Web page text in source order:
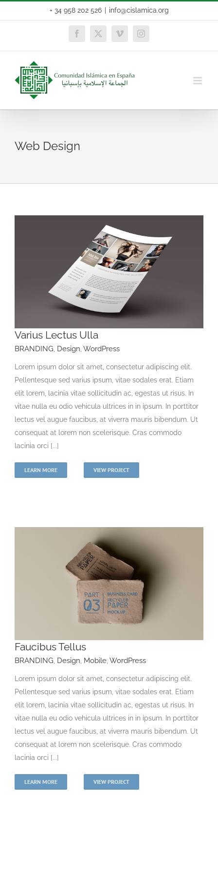
to
+ 34 958 202 526 info@cislamica.org
Facebook
X VimeoInstagram
Web Design
Varius Lectus Ulla
BRANDING, Design,WordPress
Lorem ipsum dolor sit amet, consectetur adipiscing elit.
Pellentesque sed varius ipsum, vitae sodales erat. Etiam
elit lorem, lacinia vitae sollicitudin ac, egestas ut risus. In
vitae nulla eu odio vehicula ultrices in in ipsum. In porttitor
lectus vel augue faucibus, at viverra mauris bibendum. Ut
consequat at lorem non scelerisque. Cras commodo
lacinia orci [...]
LEARN MORE VIEW PROJECT
Faucibus Tellus
BRANDING, Design, Mobile,WordPress
Lorem ipsum dolor sit amet, consectetur adipiscing elit.
Pellentesque sed varius ipsum, vitae sodales erat. Etiam
elit lorem, lacinia vitae sollicitudin ac, egestas ut risus. In
vitae nulla eu odio vehicula ultrices in in ipsum. In porttitor
lectus vel augue faucibus, at viverra mauris bibendum. Ut
consequat at lorem non scelerisque. Cras commodo
lacinia orci [...]
LEARN MORE VIEW PROJECT